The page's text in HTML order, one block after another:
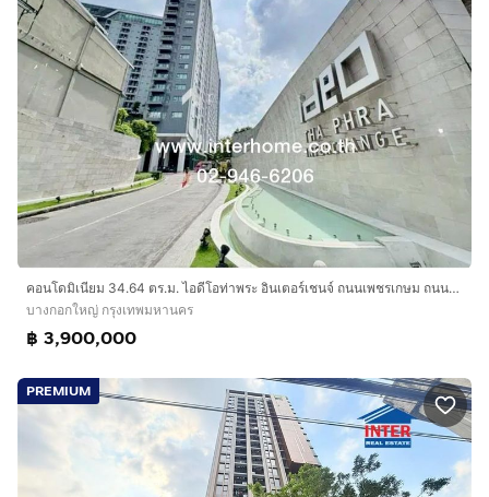
คอนโดมิเนียม 34.64 ตร.ม. ไอดีโอท่าพระ อินเตอร์เชนจ์ ถนนเพชรเกษม ถนนท่าพระ เขตบางกอกใหญ่ กรุงเทพมหานคร
บางกอกใหญ่ กรุงเทพมหานคร
฿ 3,900,000
PREMIUM